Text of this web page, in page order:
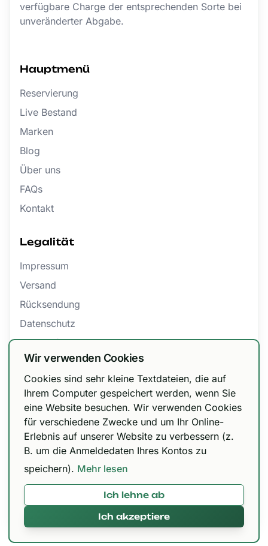
verfügbare Charge der entsprechenden Sorte bei
unveränderter Abgabe.
Hauptmenü
Reservierung
Live Bestand
Marken
Blog
Über uns
FAQs
Kontakt
Legalität
Impressum
Versand
Rücksendung
Datenschutz
Barrierefreiheit
AGB
Bestellung widerrufen
Zertifizierungen
Mit 🌱 in Paderborn gemacht © 2026,420brokkoli.de
Wir haben unsere Versandoptionen
angepasst!
DHL Paket 6,99 € / kostenfrei ab 150 €, Urbify
11,99 € / kostenfrei ab 300 € und DHL Express
Wir verwenden Cookies
Cookies sind sehr kleine Textdateien, die auf
Ihrem Computer gespeichert werden, wenn Sie
eine Website besuchen. Wir verwenden Cookies
für verschiedene Zwecke und um Ihr Online-
Erlebnis auf unserer Website zu verbessern (z.
B. um die Anmeldedaten Ihres Kontos zu
speichern). Mehr lesen
Ich lehne ab
Ich akzeptiere